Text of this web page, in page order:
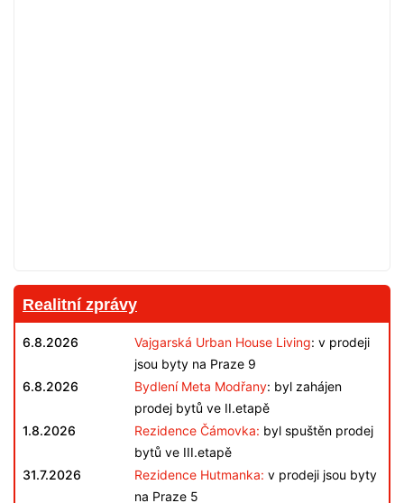
Realitní zprávy
6.8.2026 Vajgarská Urban House Living: v prodeji
jsou byty na Praze 9
6.8.2026
Bydlení Meta Modřany: byl zahájen
prodej bytů ve II.etapě
1.8.2026
Rezidence Čámovka: byl spuštěn prodej
bytů ve III.etapě
31.7.2026
Rezidence Hutmanka: v prodeji jsou byty
na Praze 5